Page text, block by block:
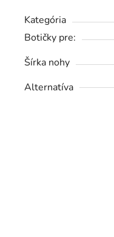
Kategória
Botičky pre:
Šírka nohy
Alternatíva